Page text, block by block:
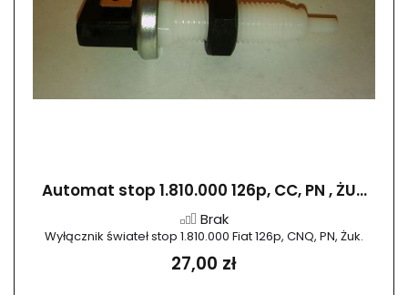
Automat stop 1.810.000 126p, CC, PN , ŻU...
Brak
Wyłącznik świateł stop 1.810.000 Fiat 126p, CNQ, PN, Żuk.
27,00 zł